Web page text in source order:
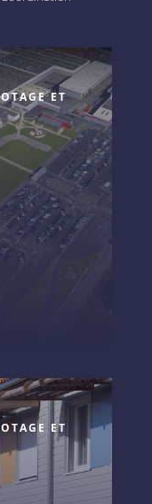
ET
ET